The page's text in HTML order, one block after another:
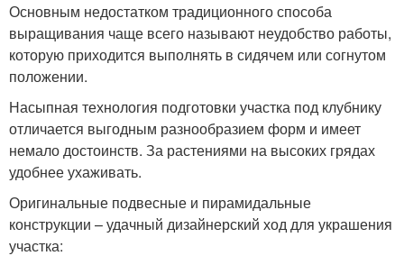
Основным недостатком традиционного способа
выращивания чаще всего называют неудобство работы,
которую приходится выполнять в сидячем или согнутом
положении.
Насыпная технология подготовки участка под клубнику
отличается выгодным разнообразием форм и имеет
немало достоинств. За растениями на высоких грядах
удобнее ухаживать.
Оригинальные подвесные и пирамидальные
конструкции – удачный дизайнерский ход для украшения
участка: